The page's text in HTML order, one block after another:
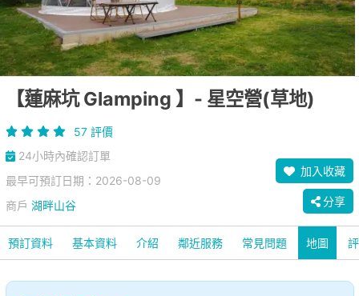
【蓮麻坑 Glamping 】- 星空營(草地)
57 評價
24小時內確認訂單
最早可預訂日期：2026-08-09
商戶 湖畔山谷
加入收藏
分享
預訂資料 基本資料 介紹 鄰近服務 常見問題 地圖